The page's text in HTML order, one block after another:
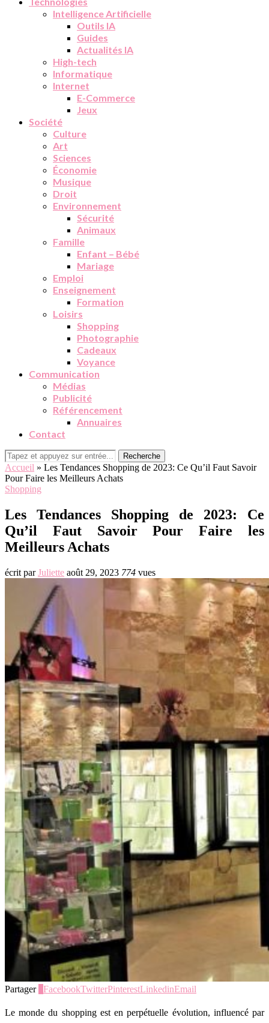
Intelligence Artificielle
Outils IA
Guides
Actualités IA
High-tech
Informatique
Internet
E-Commerce
Jeux
Société
Culture
Art
Sciences
Économie
Musique
Droit
Environnement
Sécurité
Animaux
Famille
Enfant – Bébé
Mariage
Emploi
Enseignement
Formation
Loisirs
Shopping
Photographie
Cadeaux
Voyance
Communication
Médias
Publicité
Référencement
Annuaires
Contact
Recherche
Accueil » Les Tendances Shopping de 2023: Ce Qu’il Faut Savoir
Pour Faire les Meilleurs Achats
Shopping
Les Tendances Shopping de 2023: Ce
Qu’il Faut Savoir Pour Faire les
Meilleurs Achats
écrit parJuliette août 29, 2023 774 vues
Partager FacebookTwitterPinterestLinkedinEmail
Le monde du shopping est en perpétuelle évolution, influencé par